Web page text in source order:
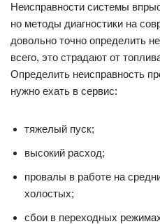
Неисправности системы
но методы диагностики на
довольно точно определить
всего, это страдают от
Определить неисправность
нужно ехать в сервис:
тяжелый пуск;
высокий расход;
провалы в работе на
холостых;
сбои в переходных